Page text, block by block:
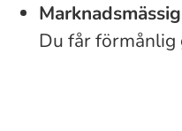
Du får förmånlig